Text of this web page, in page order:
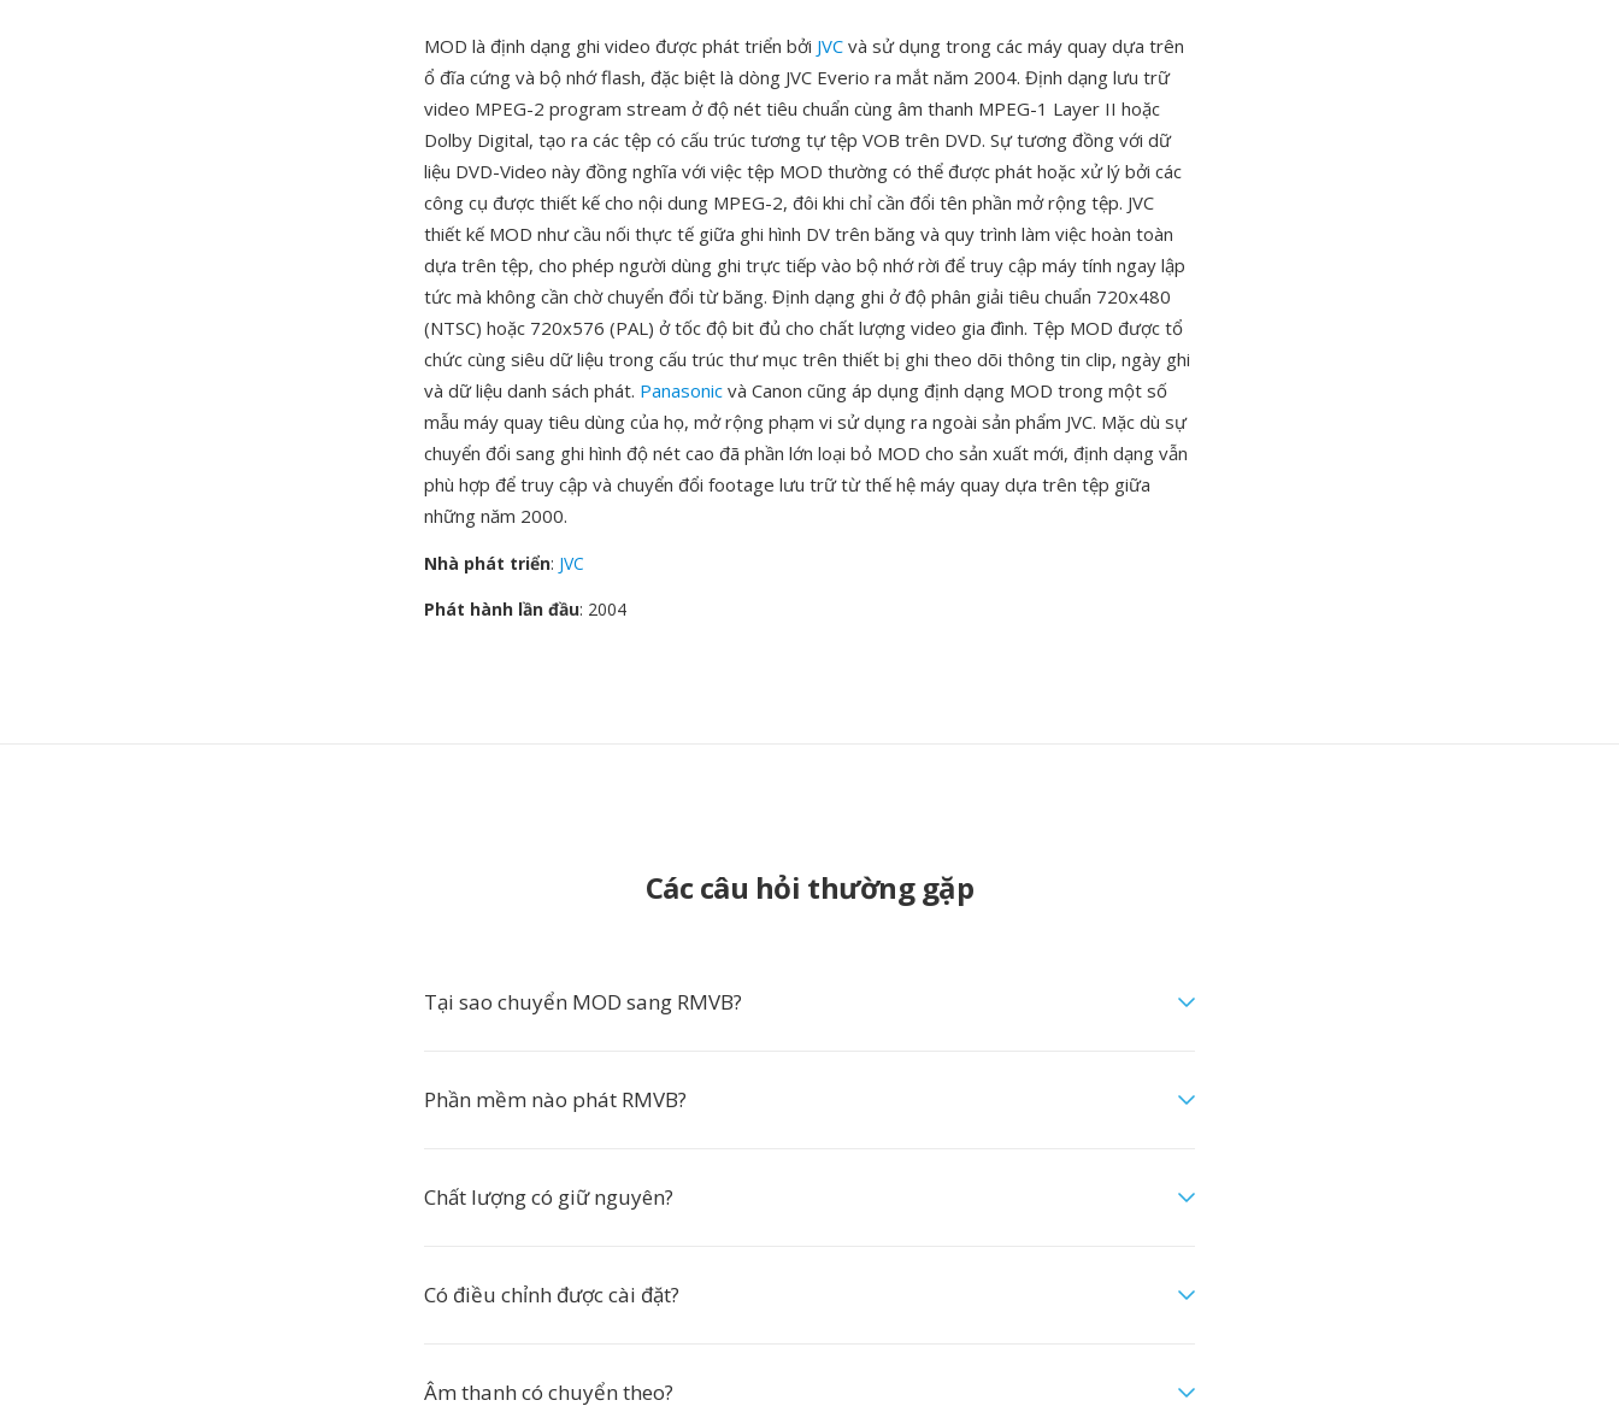
MOD là định dạng ghi video được phát triển bởi JVC và sử dụng trong các máy quay dựa trên
ổ đĩa cứng và bộ nhớ flash, đặc biệt là dòng JVC Everio ra mắt năm 2004. Định dạng lưu trữ
video MPEG-2 program stream ở độ nét tiêu chuẩn cùng âm thanh MPEG-1 Layer II hoặc
Dolby Digital, tạo ra các tệp có cấu trúc tương tự tệp VOB trên DVD. Sự tương đồng với dữ
liệu DVD-Video này đồng nghĩa với việc tệp MOD thường có thể được phát hoặc xử lý bởi các
công cụ được thiết kế cho nội dung MPEG-2, đôi khi chỉ cần đổi tên phần mở rộng tệp. JVC
thiết kế MOD như cầu nối thực tế giữa ghi hình DV trên băng và quy trình làm việc hoàn toàn
dựa trên tệp, cho phép người dùng ghi trực tiếp vào bộ nhớ rời để truy cập máy tính ngay lập
tức mà không cần chờ chuyển đổi từ băng. Định dạng ghi ở độ phân giải tiêu chuẩn 720x480
(NTSC) hoặc 720x576 (PAL) ở tốc độ bit đủ cho chất lượng video gia đình. Tệp MOD được tổ
chức cùng siêu dữ liệu trong cấu trúc thư mục trên thiết bị ghi theo dõi thông tin clip, ngày ghi
và dữ liệu danh sách phát. Panasonic và Canon cũng áp dụng định dạng MOD trong một số
mẫu máy quay tiêu dùng của họ, mở rộng phạm vi sử dụng ra ngoài sản phẩm JVC. Mặc dù sự
chuyển đổi sang ghi hình độ nét cao đã phần lớn loại bỏ MOD cho sản xuất mới, định dạng vẫn
phù hợp để truy cập và chuyển đổi footage lưu trữ từ thế hệ máy quay dựa trên tệp giữa
những năm 2000.
Nhà phát triển: JVC
Phát hành lần đầu: 2004
Các câu hỏi thường gặp
Tại sao chuyển MOD sang RMVB?
Phần mềm nào phát RMVB?
Chất lượng có giữ nguyên?
Có điều chỉnh được cài đặt?
Âm thanh có chuyển theo?